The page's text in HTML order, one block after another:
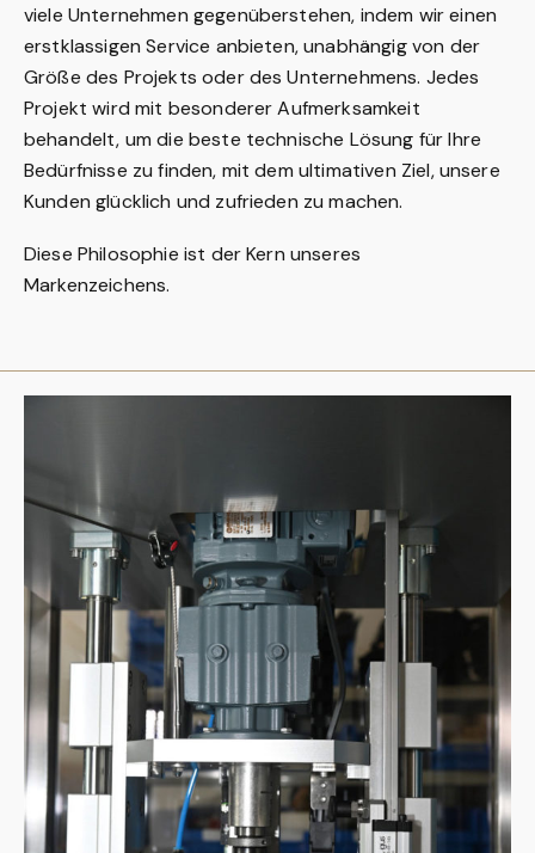
viele Unternehmen gegenüberstehen, indem wir einen
erstklassigen Service anbieten, unabhängig von der
Größe des Projekts oder des Unternehmens. Jedes
Projekt wird mit besonderer Aufmerksamkeit
behandelt, um die beste technische Lösung für Ihre
Bedürfnisse zu finden, mit dem ultimativen Ziel, unsere
Kunden glücklich und zufrieden zu machen.
Diese Philosophie ist der Kern unseres
Markenzeichens.